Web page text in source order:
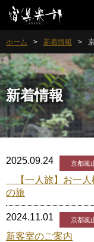
ホーム 新着情報
新着情報
2025.09.24 京都嵐
【一人旅】お一人
の旅
2024.11.01 京都嵐
新客室のご案内